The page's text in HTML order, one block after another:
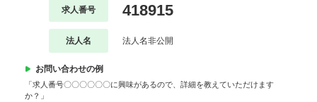
求人番号 418915
法人名 法人名非公開
お問い合わせの例
「求人番号〇〇〇〇〇〇に興味があるので、詳細を教えていただけます
か？」